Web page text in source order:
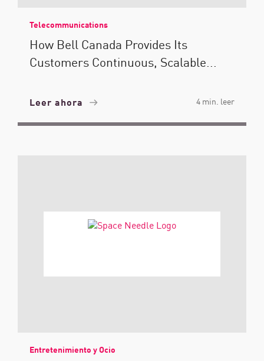
Telecommunications
How Bell Canada Provides Its
Customers Continuous, Scalable...
Leer ahora 4 min. leer
Entretenimiento y Ocio